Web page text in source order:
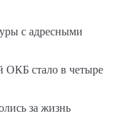
с адресными
ОКБ стало в четыре
за жизнь